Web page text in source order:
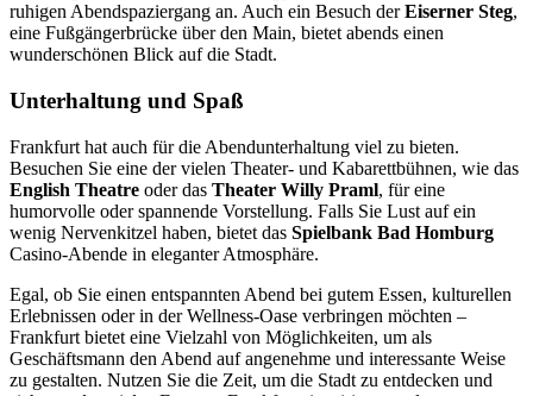
ruhigen Abendspaziergang an. Auch ein Besuch derEiserner Steg,
eine Fußgängerbrücke über den Main, bietet abends einen
wunderschönen Blick auf die Stadt.
Unterhaltung und Spaß
Frankfurt hat auch für die Abendunterhaltung viel zu bieten.
Besuchen Sie eine der vielen Theater- und Kabarettbühnen, wie das
English Theatre oder das Theater Willy Praml, für eine
humorvolle oder spannende Vorstellung. Falls Sie Lust auf ein
wenig Nervenkitzel haben, bietet das Spielbank Bad Homburg
Casino-Abende in eleganter Atmosphäre.
Egal, ob Sie einen entspannten Abend bei gutem Essen, kulturellen
Erlebnissen oder in der Wellness-Oase verbringen möchten –
Frankfurt bietet eine Vielzahl von Möglichkeiten, um als
Geschäftsmann den Abend auf angenehme und interessante Weise
zu gestalten. Nutzen Sie die Zeit, um die Stadt zu entdecken und